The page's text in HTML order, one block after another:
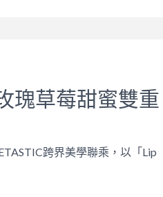
瑰草莓甜蜜雙重
跨界美學聯乘，以「Lip